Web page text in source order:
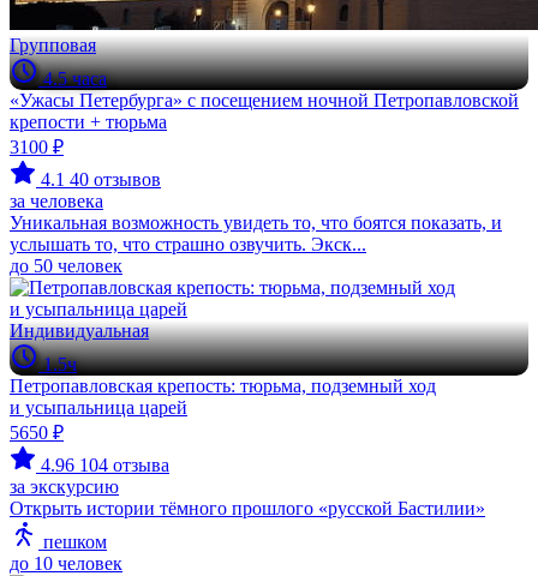
Групповая
4.5 часа
«Ужасы Петербурга» с посещением ночной Петропавловской
крепости + тюрьма
3100 ₽
4.1 40 отзывов
за человека
Уникальная возможность увидеть то, что боятся показать, и
услышать то, что страшно озвучить. Экск...
до 50 человек
Индивидуальная
1.5ч
Петропавловская крепость: тюрьма, подземный ход
и усыпальница царей
5650 ₽
4.96 104 отзыва
за экскурсию
Открыть истории тёмного прошлого «русской Бастилии»
пешком
до 10 человек